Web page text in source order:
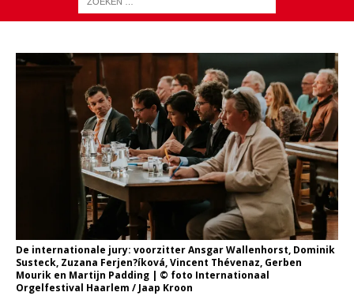
De internationale jury: voorzitter Ansgar Wallenhorst, Dominik
Susteck, Zuzana Ferjen?íková, Vincent Thévenaz, Gerben
Mourik en Martijn Padding | © foto Internationaal
Orgelfestival Haarlem / Jaap Kroon